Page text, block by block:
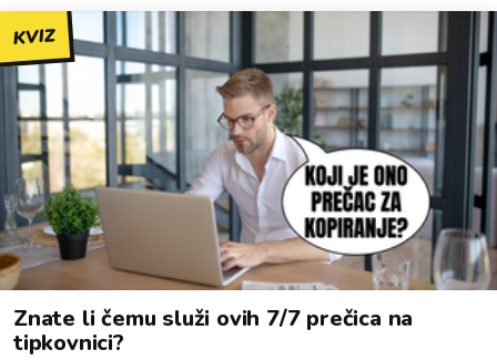
KVIZ
Znate li čemu služi ovih 7/7 prečica na
tipkovnici?